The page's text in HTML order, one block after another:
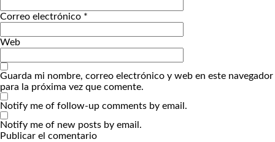
Correo electrónico *
Web
Guarda mi nombre, correo electrónico y web en este navegador
para la próxima vez que comente.
Notify me of follow-up comments by email.
Notify me of new posts by email.